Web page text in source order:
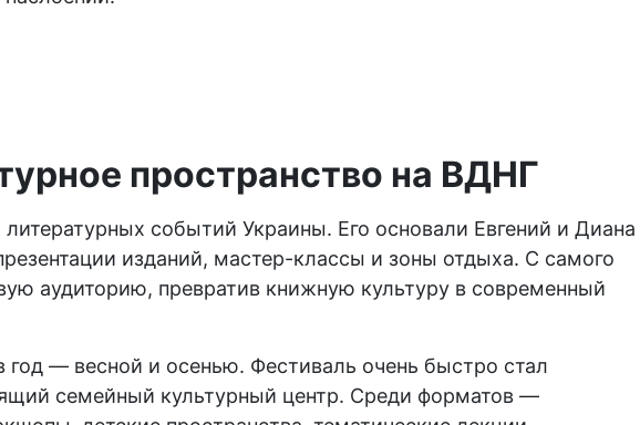
пространство на ВДНГ
событий Украины. Его основали Евгений и Диана
изданий, мастер-классы и зоны отдыха. С самого
аудиторию, превратив книжную культуру в современный
год — весной и осенью. Фестиваль очень быстро стал
семейный культурный центр. Среди форматов —